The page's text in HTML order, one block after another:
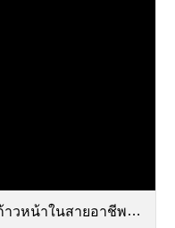
หน้าในสายอาชีพ.pdf